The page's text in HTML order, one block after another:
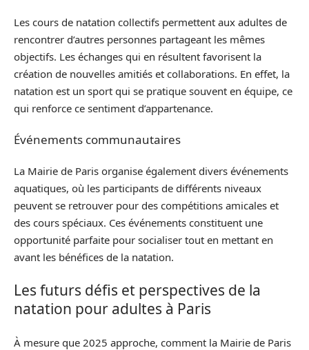
Les cours de natation collectifs permettent aux adultes de
rencontrer d’autres personnes partageant les mêmes
objectifs. Les échanges qui en résultent favorisent la
création de nouvelles amitiés et collaborations. En effet, la
natation est un sport qui se pratique souvent en équipe, ce
qui renforce ce sentiment d’appartenance.
Événements communautaires
La Mairie de Paris organise également divers événements
aquatiques, où les participants de différents niveaux
peuvent se retrouver pour des compétitions amicales et
des cours spéciaux. Ces événements constituent une
opportunité parfaite pour socialiser tout en mettant en
avant les bénéfices de la natation.
Les futurs défis et perspectives de la
natation pour adultes à Paris
À mesure que 2025 approche, comment la Mairie de Paris